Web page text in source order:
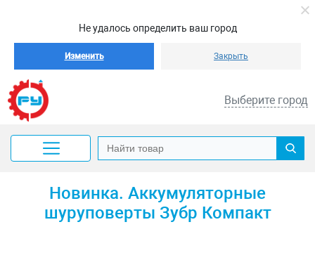
Не удалось определить ваш город
Изменить Закрыть
Выберите город
Новинка. Аккумуляторные
шуруповерты Зубр Компакт